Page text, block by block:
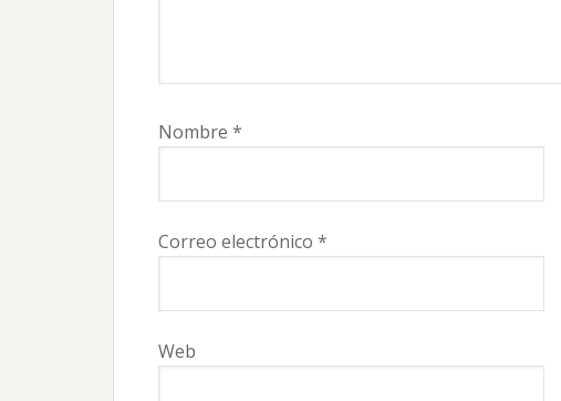
Nombre *
Correo electrónico *
Web